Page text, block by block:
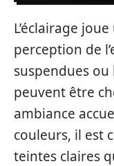
L’éclairage
perception de
suspendues
peuvent être
ambiance
couleurs, il est
teintes claires